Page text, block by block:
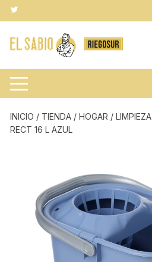
Saltar
al
contenido
INICIO / TIENDA /HOGAR /LIMPIEZA
RECT 16 L AZUL